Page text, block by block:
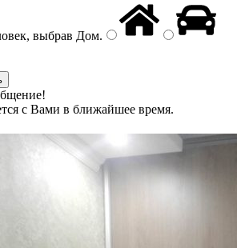
выбрав Дом.
с Вами в ближайшее время.